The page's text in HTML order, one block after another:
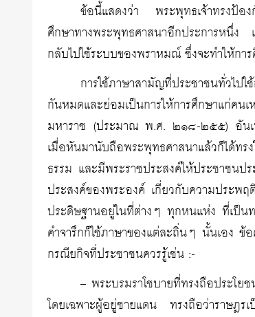
ข้อนี้แสดงว่า พระพุทธเจ้าทรงป้อง
ศึกษาทางพระพุทธศาสนาอีกประการหนึ่ง
กลับไปใช้ระบบของพราหมณ์ ซึ่งจะทำให้กา
การใช้ภาษาสามัญที่ประชาชนทั่วไป
กันหมดและย่อมเป็นการให้การศึกษาแก่ค
มหาราช (ประมาณ พ.ศ. ๒๑๘-๒๕๕) อันเป็
เมื่อหันมานับถือพระพุทธศาสนาแล้วก็ได้ท
ธรรม และมีพระราชประสงค์ให้ประชาชนป
ประสงค์ของพระองค์ เกี่ยวกับความประพ
ประดิษฐานอยู่ในที่ต่างๆ ทุกหนแห่ง ที่เป็น
คำจารึกก็ใช้ภาษาของแต่ละถิ่นๆ นั้นเอง
กรณียกิจที่ประชาชนควรรู้เช่น :-
– พระบรมราโชบายที่ทรงถือประโย
โดยเฉพาะผู้อยู่ชายแดน ทรงถือว่าราษฎ